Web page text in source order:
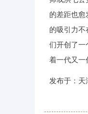
的差距也
的吸引力
们开创了
着一代又一
发布于：天